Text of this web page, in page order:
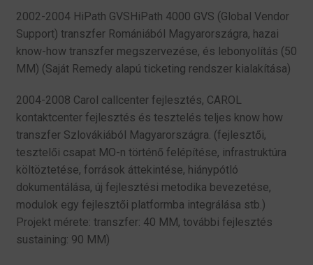
2002-2004 HiPath GVSHiPath 4000 GVS (Global Vendor
Support) transzfer Romániából Magyarországra, hazai
know-how transzfer megszervezése, és lebonyolítás (50
MM) (Saját Remedy alapú ticketing rendszer kialakítása)
2004-2008 Carol callcenter fejlesztés, CAROL
kontaktcenter fejlesztés és tesztelés teljes know how
transzfer Szlovákiából Magyarországra. (fejlesztői,
tesztelői csapat MO-n történő felépítése, infrastruktúra
költöztetése, források áttekintése, hiánypótló
dokumentálása, új fejlesztési metodika bevezetése,
modulok egy fejlesztői platformba integrálása stb.)
Projekt mérete: transzfer: 40 MM, további fejlesztés
sustaining: 90 MM)